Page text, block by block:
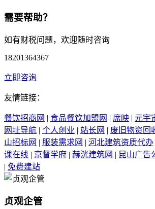
需要帮助？
如有财税问题，欢迎随时咨询
18201364367
立即咨询
友情链接：
餐饮招商网 | 食品餐饮加盟网 | 席映 | 元宇
网址导航 | 个人创业 | 站长网 | 废旧物资回
山招标网 | 服装需求网 | 河北建筑资质代办
课在线 | 京督学府 | 赫洸建筑网 | 昆山广告
| 免费建站
贞观企管